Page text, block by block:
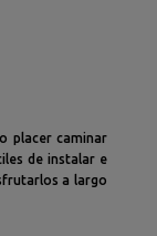
placer caminar
de instalar e
a largo